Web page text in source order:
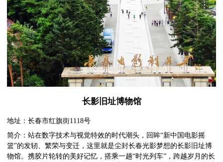
长影旧址博物馆
地址：长春市红旗街1118号
简介：站在数字技术与视觉特效的时代潮头，回眸“新中国电影摇
篮”的发轫、繁荣与变迁，这里就是尘封长春光影梦想的长影旧址博
物馆。携胶片轮转的美好记忆，搭乘一趟“时光列车”，跨越岁月的长